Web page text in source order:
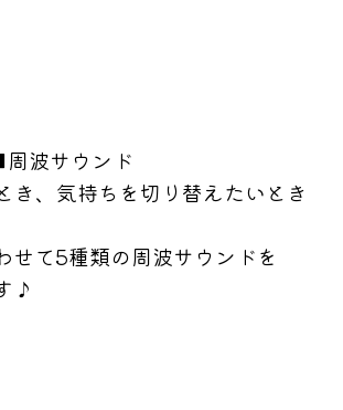
波サウンド
き、気持ちを切り替えたいとき
せて5種類の周波サウンドを
♪